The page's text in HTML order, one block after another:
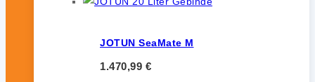
JOTUN SeaMate M
1.470,99 €